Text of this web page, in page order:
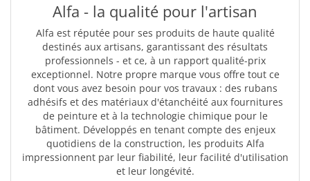
Alfa - la qualité pour l'artisan
Alfa est réputée pour ses produits de haute qualité
destinés aux artisans, garantissant des résultats
professionnels - et ce, à un rapport qualité-prix
exceptionnel. Notre propre marque vous offre tout ce
dont vous avez besoin pour vos travaux : des rubans
adhésifs et des matériaux d'étanchéité aux fournitures
de peinture et à la technologie chimique pour le
bâtiment. Développés en tenant compte des enjeux
quotidiens de la construction, les produits Alfa
impressionnent par leur fiabilité, leur facilité d'utilisation
et leur longévité.